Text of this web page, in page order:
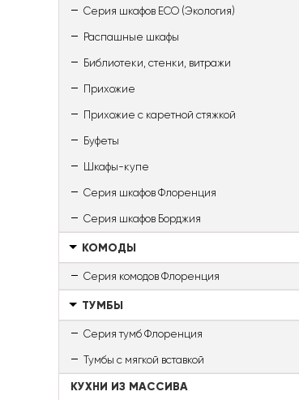
Серия шкафов ECO (Экология)
Распашные шкафы
Библиотеки, стенки, витражи
Прихожие
Прихожие с каретной стяжкой
Буфеты
Шкафы-купе
Серия шкафов Флоренция
Серия шкафов Борджия
КОМОДЫ
Серия комодов Флоренция
ТУМБЫ
Серия тумб Флоренция
Тумбы с мягкой вставкой
КУХНИ ИЗ МАССИВА